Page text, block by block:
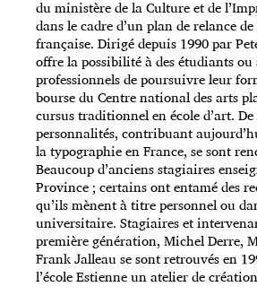
du ministère de la Culture et de
dans le cadre d’un plan de relance
française. Dirigé depuis 1990 par
offre la possibilité à des étudiants ou
professionnels de poursuivre leur
bourse du Centre national des arts
cursus traditionnel en école d’art.
personnalités, contribuant
la typographie en France, se sont
Beaucoup d’anciens stagiaires
Province ; certains ont entamé des
qu’ils mènent à titre personnel ou
universitaire. Stagiaires et
première génération, Michel Derre,
Frank Jalleau se sont retrouvés en
l’école Estienne un atelier de